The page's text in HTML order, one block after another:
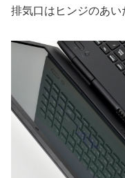
排気口はヒンジのあい